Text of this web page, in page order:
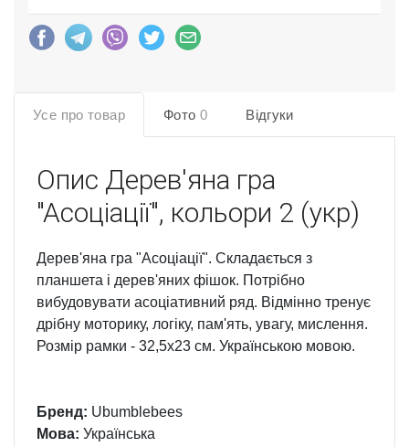
Усе про товар Фото 0 Відгуки
Опис Дерев'яна гра
"Асоціації", кольори 2 (укр)
Дерев'яна гра "Асоціації". Складається з
планшета і дерев'яних фішок. Потрібно
вибудовувати асоціативний ряд. Відмінно тренує
дрібну моторику, логіку, пам'ять, увагу, мислення.
Розмір рамки - 32,5х23 см. Українською мовою.
Бренд: Ubumblebees
Мова: Українська